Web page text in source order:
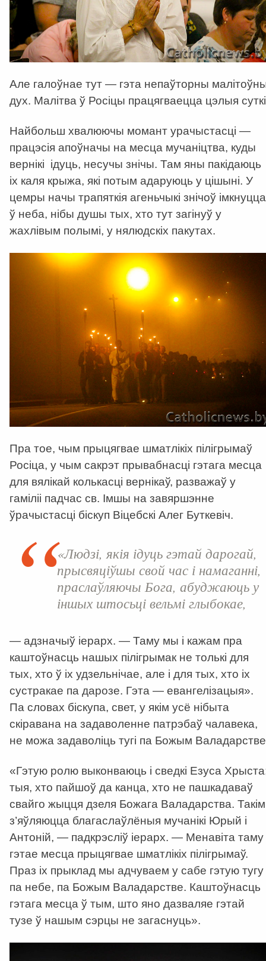
Але галоўнае тут — гэта непаўторны
дух. Малітва ў Росіцы працягваецца цэлыя
Найбольш хвалюючы момант урачыстасці —
працэсія апоўначы на месца мучаніцтва, куды
вернікі ідуць, несучы знічы. Там яны пакідаюць
іх каля крыжа, які потым адаруюць у цішыні. У
цемры начы трапяткія агеньчыкі знічоў імкнуцца
ў неба, нібы душы тых, хто тут загінуў у
жахлівым полымі, у нялюдскіх пакутах.
Пра тое, чым прыцягвае шматлікіх пілігрымаў
Росіца, у чым сакрэт прывабнасці гэтага месца
для вялікай колькасці вернікаў, разважаў у
гаміліі падчас св. Імшы на завяршэнне
ўрачыстасці біскуп Віцебскі Алег Буткевіч.
«Людзі, якія ідуць гэтай дарогай,
прысвяціўшы свой час і намаганні,
праслаўляючы Бога, абуджаюць у
іншых штосьці вельмі глыбокае,
— адзначыў іерарх. — Таму мы і кажам пра
каштоўнасць нашых пілігрымак не толькі для
тых, хто ў іх удзельнічае, але і для тых, хто іх
сустракае па дарозе. Гэта — евангелізацыя».
Па словах біскупа, свет, у якім усё нібыта
скіравана на задаволенне патрэбаў чалавека,
не можа задаволіць тугі па Божым
«Гэтую ролю выконваюць і сведкі Езуса
тыя, хто пайшоў да канца, хто не пашкадаваў
свайго жыцця дзеля Божага Валадарства.
з’яўляюцца благаслаўлёныя мучанікі Юрый і
Антоній, — падкрэсліў іерарх. — Менавіта таму
гэтае месца прыцягвае шматлікіх пілігрымаў.
Праз іх прыклад мы адчуваем у сабе гэтую тугу
па небе, па Божым Валадарстве. Каштоўнасць
гэтага месца ў тым, што яно дазваляе гэтай
тузе ў нашым сэрцы не загаснуць».